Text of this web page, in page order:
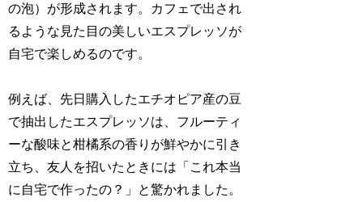
の泡）が形成されます。カフェで出され
るような見た目の美しいエスプレッソが
自宅で楽しめるのです。
例えば、先日購入したエチオピア産の豆
で抽出したエスプレッソは、フルーティ
ーな酸味と柑橘系の香りが鮮やかに引き
立ち、友人を招いたときには「これ本当
に自宅で作ったの？」と驚かれました。